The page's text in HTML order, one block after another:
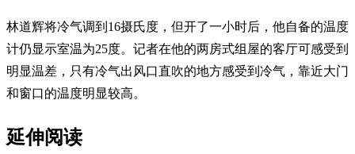
林道辉将冷气调到16摄氏度，但开了一小时后，他自备的温度
计仍显示室温为25度。记者在他的两房式组屋的客厅可感受到
明显温差，只有冷气出风口直吹的地方感受到冷气，靠近大门
和窗口的温度明显较高。
延伸阅读